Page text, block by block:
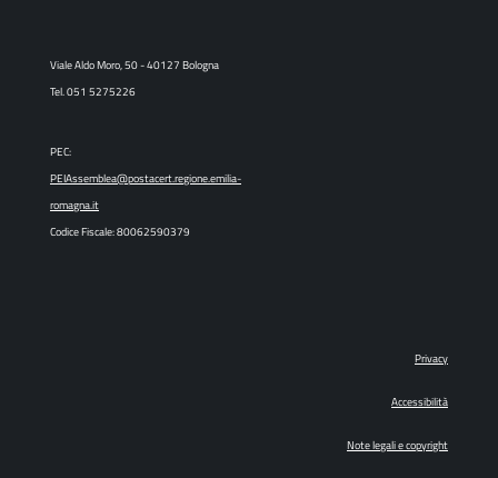
Viale Aldo Moro, 50 - 40127 Bologna
Tel. 051 5275226
PEC:
PEIAssemblea@postacert.regione.emilia-
romagna.it
Codice Fiscale: 80062590379
Privacy
Accessibilità
Note legali e copyright